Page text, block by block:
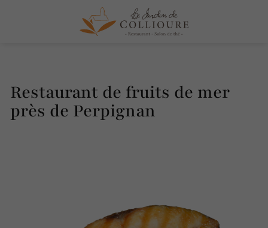
Restaurant de fruits de mer
près de Perpignan